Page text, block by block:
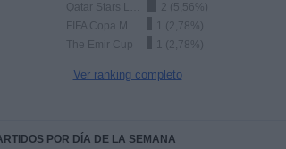
2 (5,56%)
1 (2,78%)
The Emir Cup
1 (2,78%)
Ver ranking completo
POR DÍA DE LA SEMANA